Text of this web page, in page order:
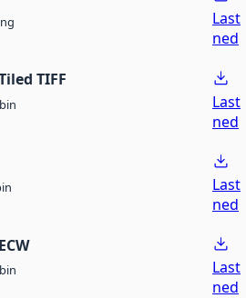
Last
ned
TIFF
bin
Last
ned
Last
ned
bin
Last
ned